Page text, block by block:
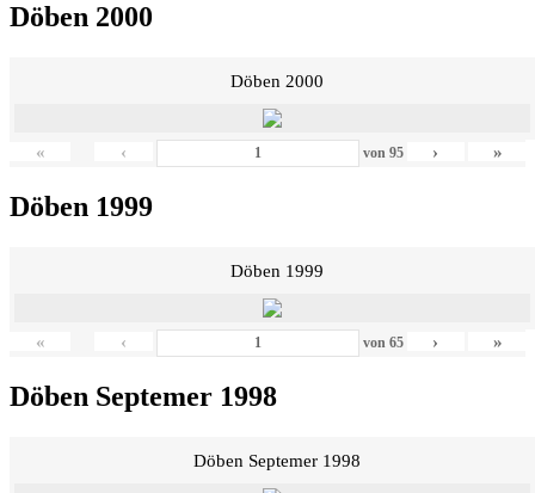
Döben 2000
Döben 2000
« ‹ von 95 › »
Döben 1999
Döben 1999
« ‹ von 65 › »
Döben Septemer 1998
Döben Septemer 1998